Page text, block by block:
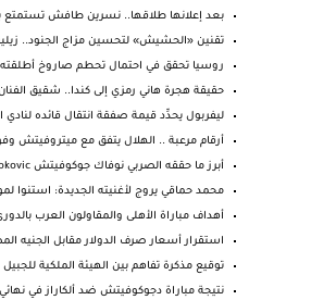
بعد إعلانها طلاقها.. نسرين طافش تستمتع
تقنين «الحشيش» لتحسين مزاج الجنود..
روسيا تحقق في احتمال تحطم صاروخ أطلقته
حقيقة هجرة هاني رمزي إلى كندا.. شقيق
ليفربول يحدِّد قيمة صفقة انتقال قائده لنادي
أرقام مرعبة .. الهلال يتفق مع ميتروفيتش
أبرز ما حققه الصربي نوفاك جوكوفيتش Djokovic في بطو...
محمد حماقي يروج لأغنيته الجديدة: استنوا
أهداف مباراة الأهلى والمقاولون العرب بالدورى (4
استقرار أسعار صرف الدولار مقابل الجنيه
توقيع مذكرة تفاهم بين الهيئة الملكية للجبيل
نتيجة مباراة دجوكوفيتش ضد ألكاراز في